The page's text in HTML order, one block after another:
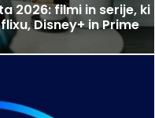
2026: filmi in serije, ki
Disney+ in Prime